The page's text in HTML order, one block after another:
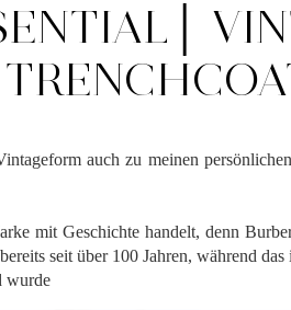
auch zu meinen
mit Geschichte handelt, denn
seit über 100 Jahren, während
wurde